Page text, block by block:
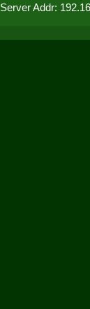
Server Addr: